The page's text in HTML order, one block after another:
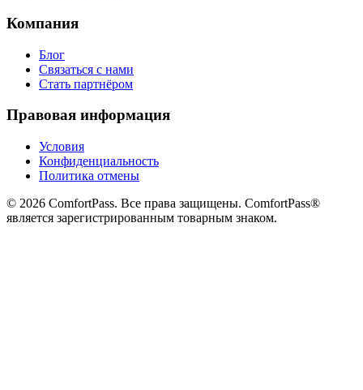
Компания
Блог
Связаться с нами
Стать партнёром
Правовая информация
Условия
Конфиденциальность
Политика отмены
© 2026 ComfortPass. Все права защищены. ComfortPass®
является зарегистрированным товарным знаком.